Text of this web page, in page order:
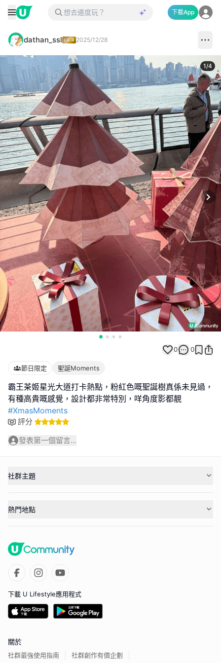
下載App
dathan_ssl 2025/12/28
1/4
0 0
節日限定 聖誕Moments
霸王茶姬星光大道打卡熱點，粉紅色嘅聖誕樹真係未見過，
#XmasMoments
評分
發表第一個留言...
社群主題
熱門地點
下載 U Lifestyle應用程式
關於
社群最強使用指南 社群創作有價企劃